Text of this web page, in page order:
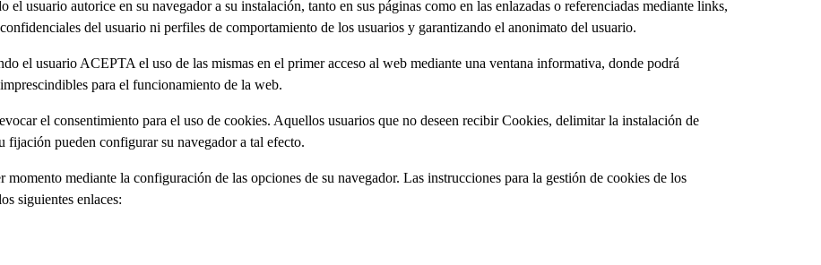
usuario autorice en su navegador a su instalación, tanto en sus páginas como en las enlazadas o referenciadas mediante links,
del usuario ni perfiles de comportamiento de los usuarios y garantizando el anonimato del usuario.
el usuario ACEPTA el uso de las mismas en el primer acceso al web mediante una ventana informativa, donde podrá
para el funcionamiento de la web.
el consentimiento para el uso de cookies. Aquellos usuarios que no deseen recibir Cookies, delimitar la instalación de
fijación pueden configurar su navegador a tal efecto.
mediante la configuración de las opciones de su navegador. Las instrucciones para la gestión de cookies de los
siguientes enlaces: